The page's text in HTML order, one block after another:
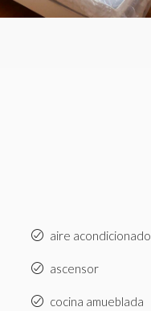
aire acondicionado
ascensor
cocina amueblada